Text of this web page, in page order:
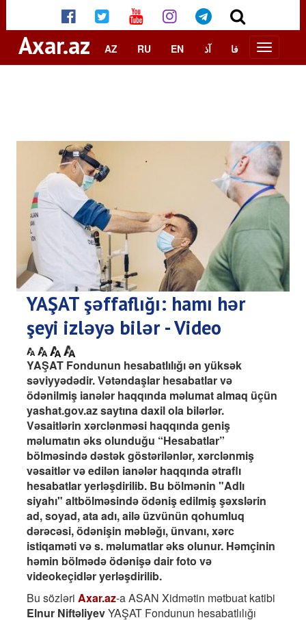
Axar.az AZ RU EN آذ فا
YAŞAT şəffaflığı: hamı hər
şeyi izləyə bilər - Video
YAŞAT Fondunun hesabatlılığı ən yüksək
səviyyədədir. Vətəndaşlar hesabatlar və
ödənilmiş ianələr haqqında məlumat almaq üçün
yashat.gov.az saytına daxil ola bilərlər.
Vəsaitlərin xərclənməsi haqqında geniş
məlumatın əks olunduğu “Hesabatlar”
bölməsində dəstək göstərilənlər, xərclənmiş
vəsaitlər və edilən ianələr haqqında ətraflı
hesabatlar yerləşdirilib. Bu bölmənin "Adlı
siyahı" altbölməsində ödəniş edilmiş şəxslərin
ad, soyad, ata adı, ailə üzvünün qohumluq
dərəcəsi, ödənişin məbləğı, ünvanı, xərc
istiqaməti və s. məlumatlar əks olunur. Həmçinin
həmin bölmədə ödənişə dair foto və
videokeçidlər yerləşdirilib.
Bu sözləri Axar.az-a ASAN Xidmətin mətbuat katibi
Elnur NiftəliyevYAŞAT Fondunun hesabatlılığı